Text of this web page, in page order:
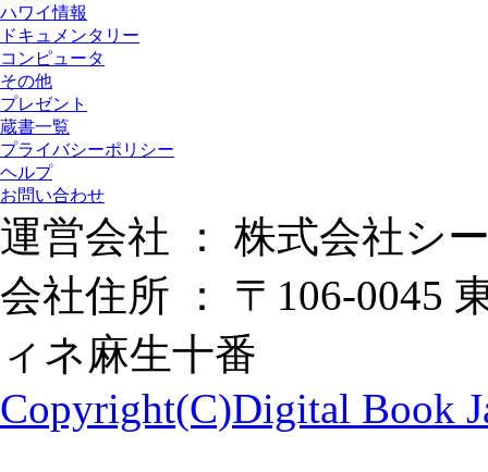
ハワイ情報
ドキュメンタリー
コンピュータ
その他
プレゼント
蔵書一覧
プライバシーポリシー
ヘルプ
お問い合わせ
運営会社 ： 株式会社シ
会社住所 ： 〒106-0045
ィネ麻生十番
Copyright(C)Digital Book